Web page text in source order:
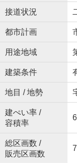
接道状況
都市計画
用途地域
建築条件
地目 / 地勢
建ぺい率 /
容積率
総区画数 /
販売区画数